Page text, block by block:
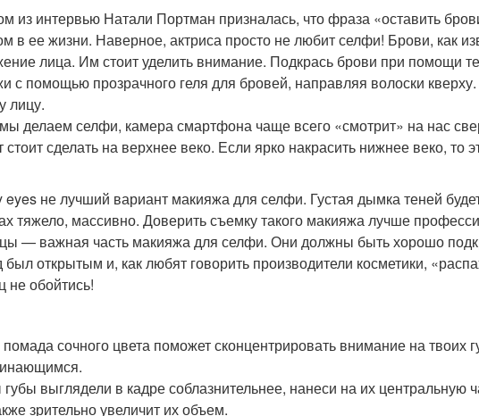
из интервью Натали Портман призналась, что фраза «оставить
в ее жизни. Наверное, актриса просто не любит селфи! Брови, как
лица. Им стоит уделить внимание. Подкрась брови при помощи
с помощью прозрачного геля для бровей, направляя волоски
лицу.
делаем селфи, камера смартфона чаще всего «смотрит» на нас
стоит сделать на верхнее веко. Если ярко накрасить нижнее веко, то
eyes не лучший вариант макияжа для селфи. Густая дымка теней
тяжело, массивно. Доверить съемку такого макияжа лучше
— важная часть макияжа для селфи. Они должны быть хорошо
был открытым и, как любят говорить производители косметики,
не обойтись!
сочного цвета поможет сконцентрировать внимание на твоих
выглядели в кадре соблазнительнее, нанеси на их центральную
зрительно увеличит их объем.